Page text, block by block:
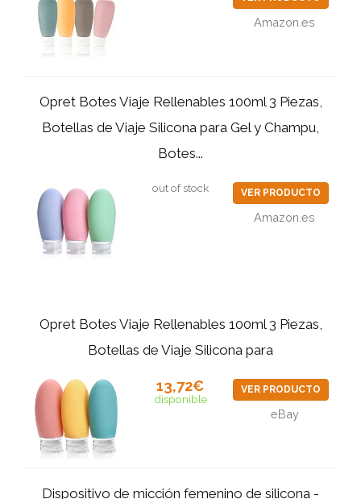
Amazon.es
Opret Botes Viaje Rellenables 100ml 3 Piezas,
Botellas de Viaje Silicona para Gel y Champu,
Botes...
out of stock VER PRODUCTO
Amazon.es
Opret Botes Viaje Rellenables 100ml 3 Piezas,
Botellas de Viaje Silicona para
13,72€
disponible
VER PRODUCTO
eBay
Dispositivo de micción femenino de silicona -